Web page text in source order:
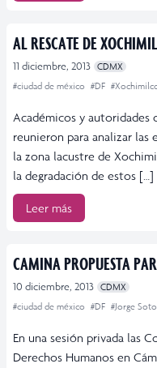
AL RESCATE DE
11 diciembre, 2013 CDMX
#ciudad de méxico #DF
Académicos y autoridades
reunieron para analizar las
la zona lacustre de
la degradación de estos […]
Leer más
CAMINA PROPUESTA
10 diciembre, 2013 CDMX
#ciudad de méxico #DF #Jorge
En una sesión privada las
Derechos Humanos en